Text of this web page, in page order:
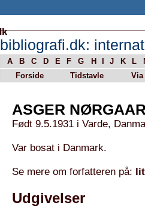
bibliografi.dk:
A B C D E F G H J K L
Forside
Tidstavle Via
ASGER
Født 9.5.1931 i Varde,
Var bosat i Danmark.
Se mere om forfatteren på:
Udgivelser